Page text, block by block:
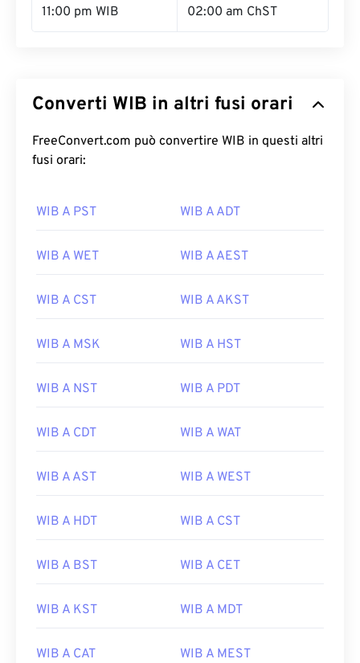
11:00 pm WIB 02:00 am ChST
Converti WIB in altri fusi orari
FreeConvert.com può convertire WIB in questi altri
fusi orari:
WIB A PST WIB A ADT
WIB A WET WIB A AEST
WIB A CST WIB A AKST
WIB A MSK WIB A HST
WIB A NST WIB A PDT
WIB A CDT WIB A WAT
WIB A AST WIB A WEST
WIB A HDT WIB A CST
WIB A BST WIB A CET
WIB A KST WIB A MDT
WIB A CAT WIB A MEST